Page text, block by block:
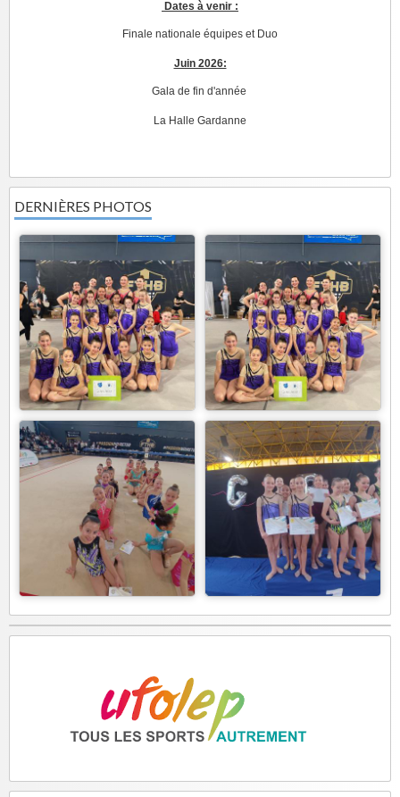
Dates à venir :
Finale nationale équipes et Duo
Juin 2026:
Gala de fin d'année
La Halle Gardanne
DERNIÈRES PHOTOS